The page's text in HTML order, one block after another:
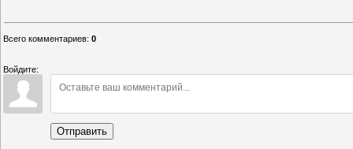
Всего комментариев: 0
Войдите:
Отправить